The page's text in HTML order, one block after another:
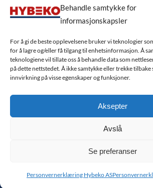
Behandle samtykke for
informasjonskapsler
For å gi de beste opplevelsene bruker vi teknologier
for å lagre og/eller få tilgang til enhetsinformasjon. Å
teknologiene vil tillate oss å behandle data som
på dette nettstedet. Å ikke samtykke eller trekke tilbake
innvirkning på visse egenskaper og funksjoner.
Aksepter
Avslå
Se preferanser
Personvernerklæring Hybeko AS
Miljø
Likestillingsredgjørelse
Personvernerklæring
Salgsbetingelser
© Kopirett - Hybeko AS